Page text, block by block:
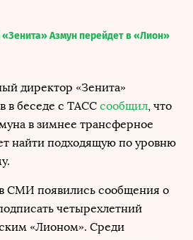
Азмун перейдет в «Лион»
директор «Зенита»
в беседе с ТАСС сообщил, что
в зимнее трансферное
найти подходящую по уровню
СМИ появились сообщения о
четырехлетний
«Лионом». Среди